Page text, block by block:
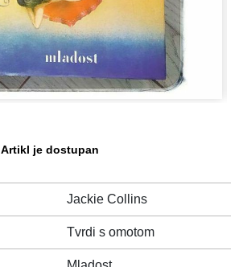
Artikl je dostupan
Jackie Collins
Tvrdi s omotom